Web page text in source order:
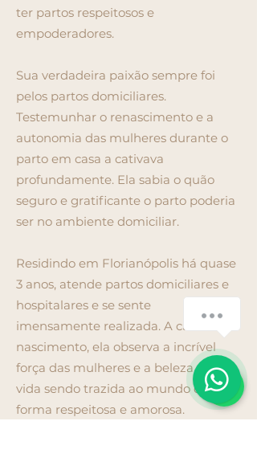
ter partos respeitosos e
empoderadores.
Sua verdadeira paixão sempre foi
pelos partos domiciliares.
Testemunhar o renascimento e a
autonomia das mulheres durante o
parto em casa a cativava
profundamente. Ela sabia o quão
seguro e gratificante o parto poderia
ser no ambiente domiciliar.
Residindo em Florianópolis há quase
3 anos, atende partos domiciliares e
hospitalares e se sente
imensamente realizada. A cada
nascimento, ela observa a incrível
força das mulheres e a beleza da
vida sendo trazida ao mundo de
forma respeitosa e amorosa.
How can we help you?
1